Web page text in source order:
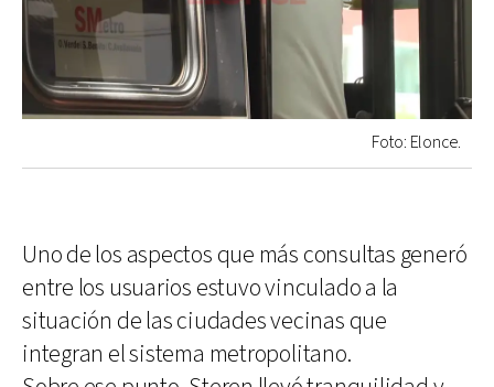
Foto: Elonce.
Uno de los aspectos que más consultas generó
entre los usuarios estuvo vinculado a la
situación de las ciudades vecinas que
integran el sistema metropolitano.